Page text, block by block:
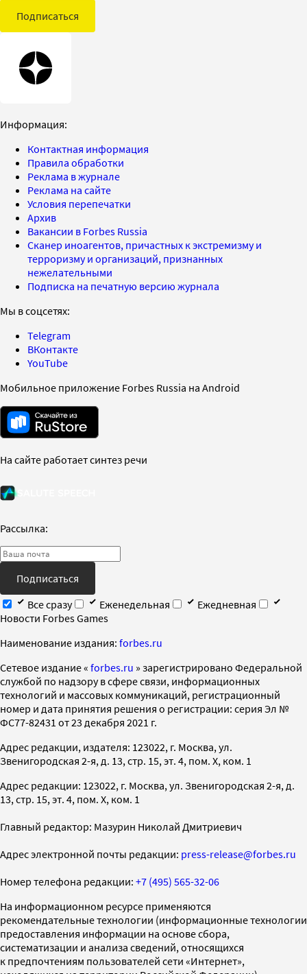
Подписаться
Информация:
Контактная информация
Правила обработки
Реклама в журнале
Реклама на сайте
Условия перепечатки
Архив
Вакансии в Forbes Russia
Сканер иноагентов, причастных к экстремизму и
терроризму и организаций, признанных
нежелательными
Подписка на печатную версию журнала
Мы в соцсетях:
Telegram
ВКонтакте
YouTube
Мобильное приложение Forbes Russia на Android
На сайте работает синтез речи
Рассылка:
Подписаться
Все сразу
Еженедельная
Ежедневная
Новости Forbes Games
Наименование издания: forbes.ru
Cетевое издание « forbes.ru » зарегистрировано Федеральной
службой по надзору в сфере связи, информационных
технологий и массовых коммуникаций, регистрационный
номер и дата принятия решения о регистрации: серия Эл №
ФС77-82431 от 23 декабря 2021 г.
Адрес редакции, издателя: 123022, г. Москва, ул.
Звенигородская 2-я, д. 13, стр. 15, эт. 4, пом. X, ком. 1
Адрес редакции: 123022, г. Москва, ул. Звенигородская 2-я, д.
13, стр. 15, эт. 4, пом. X, ком. 1
Главный редактор: Мазурин Николай Дмитриевич
Адрес электронной почты редакции: press-release@forbes.ru
Номер телефона редакции: +7 (495) 565-32-06
На информационном ресурсе применяются
рекомендательные технологии (информационные технологии
предоставления информации на основе сбора,
систематизации и анализа сведений, относящихся
к предпочтениям пользователей сети «Интернет»,